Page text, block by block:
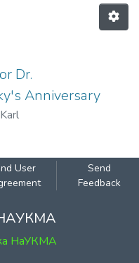
Dr.
Anniversary
User
Send
Feedback
НаУКМА